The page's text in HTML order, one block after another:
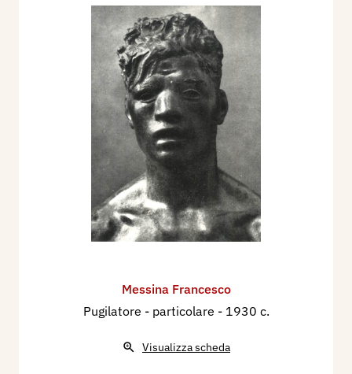
Messina Francesco
Pugilatore - particolare - 1930 c.
Visualizza scheda